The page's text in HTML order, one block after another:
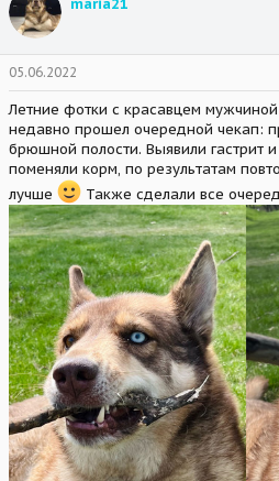
i
o
:
05.06.2022
Летние фотки с красавцем
недавно прошел очередной чекап:
брюшной полости. Выявили гастрит
поменяли корм, по результатам
лучше
Также сделали все